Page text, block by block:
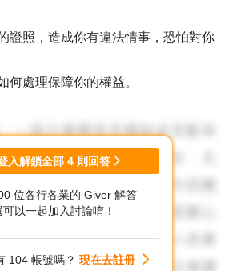
證照，造成你有違法情事，恐怕對你
何處理保障你的權益。
入解鎖全部 4 則回答
位各行各業的 Giver 解答
可以一起加入討論唷！
104 帳號嗎？ 現在去註冊